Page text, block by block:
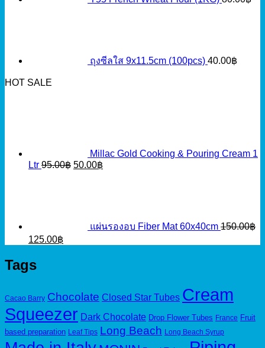
ถุงซีลใส 9x11.5cm (100pcs) 40.00฿
HOT SALE
Millac Gold Cooking & Pouring Cream 1
Ltr 95.00฿ Original
50.00฿
แผ่นรองอบ Fiber Mat 60x40cm 150.00฿
Original
150.00฿.
125.00฿
Tags
Cacao Barry Chocolate Closed Star Tubes Cream
Squeezer Dark Chocolate Drop Flower Tubes France Fruit
based preparation Leaf Tips Long Beach Long Beach Syrup